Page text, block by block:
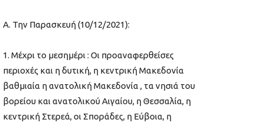
Α. Την Παρασκευή (10/12/2021):
Μέχρι το μεσημέρι : Οι προαναφερθείσες
περιοχές και η δυτική, η κεντρική Μακεδονία
βαθμιαία η ανατολική Μακεδονία , τα νησιά του
βορείου και ανατολικού Αιγαίου, η Θεσσαλία, η
κεντρική Στερεά, οι Σποράδες, η Εύβοια, η